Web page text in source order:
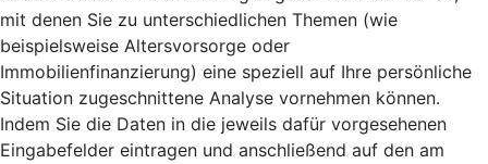
mit denen Sie zu unterschiedlichen Themen (wie
beispielsweise Altersvorsorge oder
Immobilienfinanzierung) eine speziell auf Ihre persönliche
Situation zugeschnittene Analyse vornehmen können.
Indem Sie die Daten in die jeweils dafür vorgesehenen
Eingabefelder eintragen und anschließend auf den am